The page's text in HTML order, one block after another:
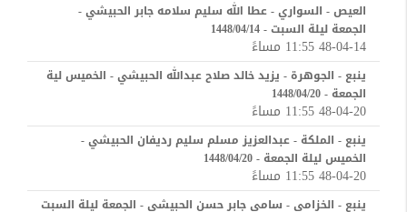
العيص - السواري - عطا الله سليم سلامه جابر الحبيشي -
الجمعة ليلة السبت - 1448/04/14
48-04-14 11:55 مساءً
ينبع - الجوهرة - يزيد خالد صلاح عبدالله الحبيشي - الخميس لية
الجمعة - 1448/04/20
48-04-20 11:55 مساءً
ينبع - الملكة - عبدالعزيز مسلم سليم رديفان الحبيشي -
الخميس ليلة الجمعة - 1448/04/20
48-04-20 11:55 مساءً
ينبع - الخزامى - سامي جابر حسن الحبيشي - الجمعة ليلة السبت